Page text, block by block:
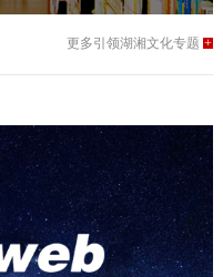
更多引领湖湘文化专题+